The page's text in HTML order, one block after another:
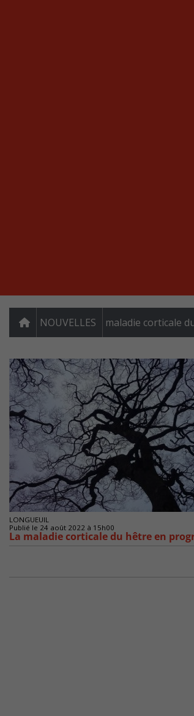
NOUVELLES maladie corticale
LONGUEUIL
Publié le 24 août 2022 à 15h00
La maladie corticale du hêtre en